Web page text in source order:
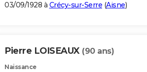
03/09/1928 à Crécy-sur-Serre (Aisne)
Pierre LOISEAUX (90 ans)
Naissance